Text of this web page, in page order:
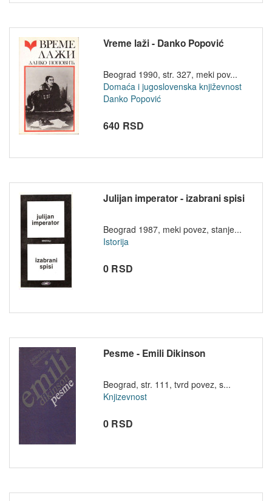
Vreme laži - Danko Popović
Beograd 1990, str. 327, meki pov...
Domaća i jugoslovenska književnost
Danko Popović
640 RSD
Julijan imperator - izabrani spisi
Beograd 1987, meki povez, stanje...
Istorija
0 RSD
Pesme - Emili Dikinson
Beograd, str. 111, tvrd povez, s...
Knjizevnost
0 RSD